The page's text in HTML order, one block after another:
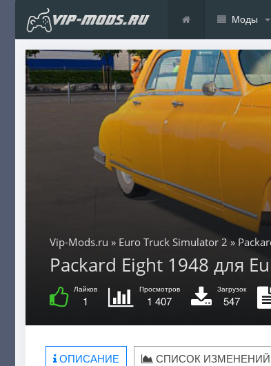
Моды
Vip-Mods.ru » Euro Truck Simulator 2 »
Packard Eight 1948 для
Лайков
1
Просмотров
1 407
Загрузок
547
ОПИСАНИЕ СПИСОК ИЗМЕНЕНИЙ